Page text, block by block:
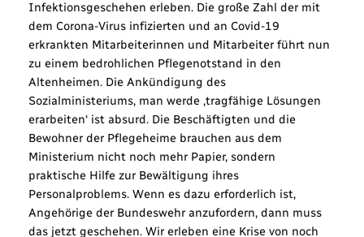
Infektionsgeschehen erleben. Die große Zahl der mit
dem Corona-Virus infizierten und an Covid-19
erkrankten Mitarbeiterinnen und Mitarbeiter führt nun
zu einem bedrohlichen Pflegenotstand in den
Altenheimen. Die Ankündigung des
Sozialministeriums, man werde ‚tragfähige Lösungen
erarbeiten‘ ist absurd. Die Beschäftigten und die
Bewohner der Pflegeheime brauchen aus dem
Ministerium nicht noch mehr Papier, sondern
praktische Hilfe zur Bewältigung ihres
Personalproblems. Wenn es dazu erforderlich ist,
Angehörige der Bundeswehr anzufordern, dann muss
das jetzt geschehen. Wir erleben eine Krise von noch